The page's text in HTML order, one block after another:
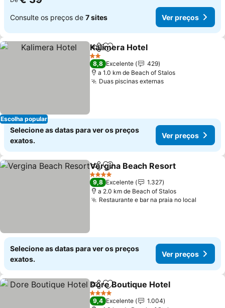
Consulte os preços de 7 sites Ver preços
Escolha popular
PartilharAdicionar aos favoritos
Kalimera Hotel
2 Estrelas
8,8 Excelente
429
a 1.0 km de Beach of Stalos
Duas piscinas externas
Selecione as datas para ver os preços
exatos.
Ver preços
PartilharAdicionar aos favoritos
Vergina Beach Resort
4 Estrelas
9,8 Excelente
1.327
a 2.0 km de Beach of Stalos
Restaurante e bar na praia no local
Selecione as datas para ver os preços
exatos.
Ver preços
PartilharAdicionar aos favoritos
Dore Boutique Hotel
4 Estrelas
9,4 Excelente
1.004